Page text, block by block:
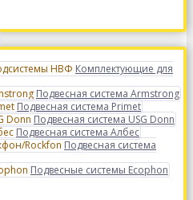
Комплектующие для
Подвесная система Armstrong
Подвесная система Primet
Подвесная система USG Donn
Подвесная система Албес
Подвесная система
Подвесные системы Ecophon